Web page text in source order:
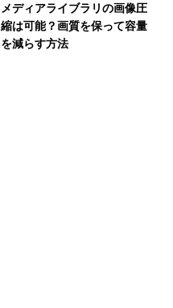
メディアライブラリの画像圧
縮は可能？画質を保って容量
を減らす方法